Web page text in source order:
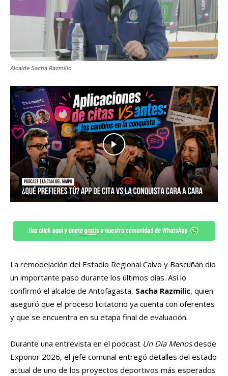
Alcalde Sacha Razmilic
La remodelación del Estadio Regional Calvo y Bascuñán dio
un importante paso durante los últimos días. Así lo
confirmó el alcalde de Antofagasta, Sacha Razmilic, quien
aseguró que el proceso licitatorio ya cuenta con oferentes
y que se encuentra en su etapa final de evaluación.
Durante una entrevista en el podcast Un Día Menosdesde
Exponor 2026, el jefe comunal entregó detalles del estado
actual de uno de los proyectos deportivos más esperados